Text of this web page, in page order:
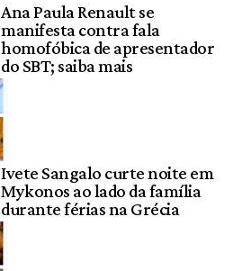
Ana Paula Renault se
manifesta contra fala
homofóbica de apresentador
do SBT; saiba mais
Ivete Sangalo curte noite em
Mykonos ao lado da família
durante férias na Grécia